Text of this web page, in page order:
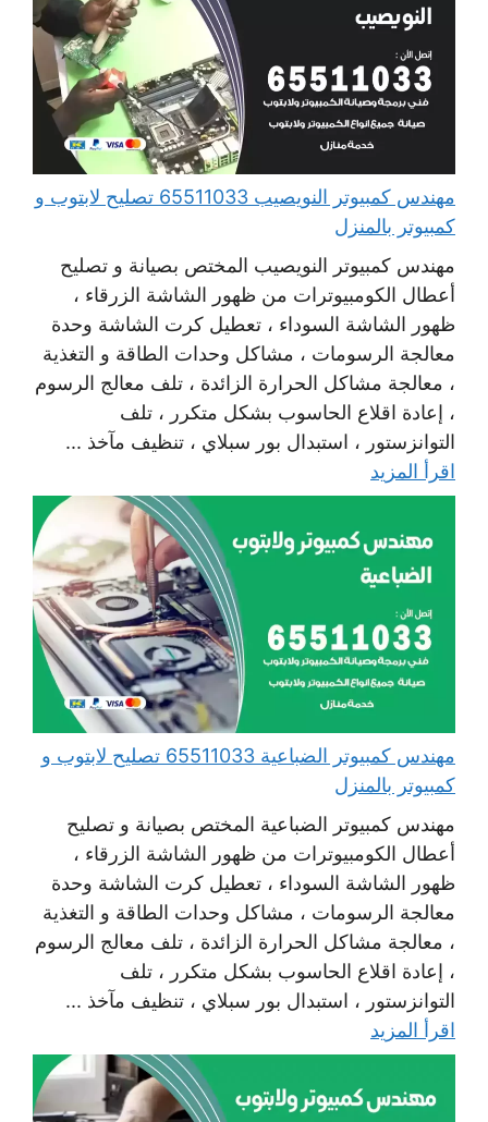
مهندس كمبيوتر النويصيب 65511033 تصليح لابتوب و
كمبيوتر بالمنزل
مهندس كمبيوتر النويصيب المختص بصيانة و تصليح
أعطال الكومبيوترات من ظهور الشاشة الزرقاء ،
ظهور الشاشة السوداء ، تعطيل كرت الشاشة وحدة
معالجة الرسومات ، مشاكل وحدات الطاقة و التغذية
، معالجة مشاكل الحرارة الزائدة ، تلف معالج الرسوم
، إعادة اقلاع الحاسوب بشكل متكرر ، تلف
التوانزستور ، استبدال بور سبلاي ، تنظيف مآخذ ...
اقرأ المزيد
مهندس كمبيوتر الضباعية 65511033 تصليح لابتوب و
كمبيوتر بالمنزل
مهندس كمبيوتر الضباعية المختص بصيانة و تصليح
أعطال الكومبيوترات من ظهور الشاشة الزرقاء ،
ظهور الشاشة السوداء ، تعطيل كرت الشاشة وحدة
معالجة الرسومات ، مشاكل وحدات الطاقة و التغذية
، معالجة مشاكل الحرارة الزائدة ، تلف معالج الرسوم
، إعادة اقلاع الحاسوب بشكل متكرر ، تلف
التوانزستور ، استبدال بور سبلاي ، تنظيف مآخذ ...
اقرأ المزيد